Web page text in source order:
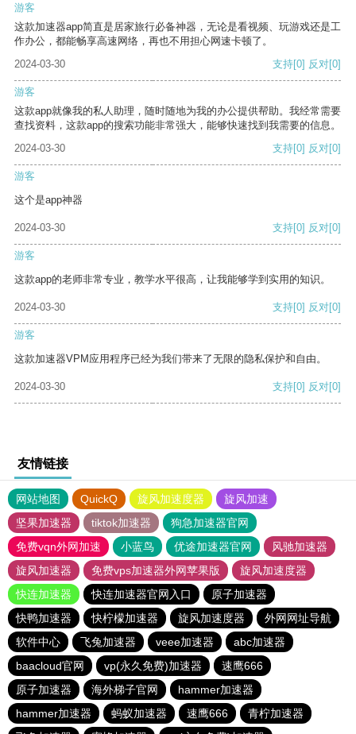
游客
这款加速器app简直是居家旅行必备神器，无论是看视频、玩游戏还是工
作办公，都能畅享高速网络，再也不用担心网速卡顿了。
2024-03-30
支持[0] 反对[0]
游客
这款app就像我的私人助理，随时随地为我的办公提供帮助。我经常需要
查找资料，这款app的搜索功能非常强大，能够快速找到我需要的信息。
2024-03-30
支持[0] 反对[0]
游客
这个是app神器
2024-03-30 支持[0] 反对[0]
游客
这款app的老师非常专业，教学水平很高，让我能够学到实用的知识。
2024-03-30 支持[0] 反对[0]
游客
这款加速器VPM应用程序已经为我们带来了无限的隐私保护和自由。
2024-03-30 支持[0] 反对[0]
友情链接
网站地图 QuickQ 旋风加速度器
旋风加速
坚果加速器
tiktok加速器
狗急加速器官网
免费vqn外网加速
小蓝鸟 优途加速器官网
风驰加速器
旋风加速器
免费vps加速器外网苹果版
旋风加速度器
快连加速器
快连加速器官网入口
原子加速器
快鸭加速器
快柠檬加速器 旋风加速度器
外网网址导航
软件中心
飞兔加速器 veee加速器
abc加速器
baacloud官网
vp(永久免费)加速器
速鹰666
原子加速器
海外梯子官网
hammer加速器
hammer加速器
蚂蚁加速器 速鹰666
青柠加速器